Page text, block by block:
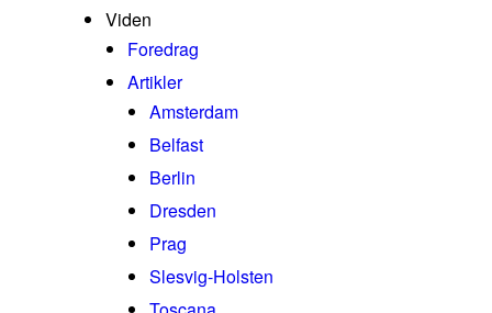
Viden
Foredrag
Artikler
Amsterdam
Belfast
Berlin
Dresden
Prag
Slesvig-Holsten